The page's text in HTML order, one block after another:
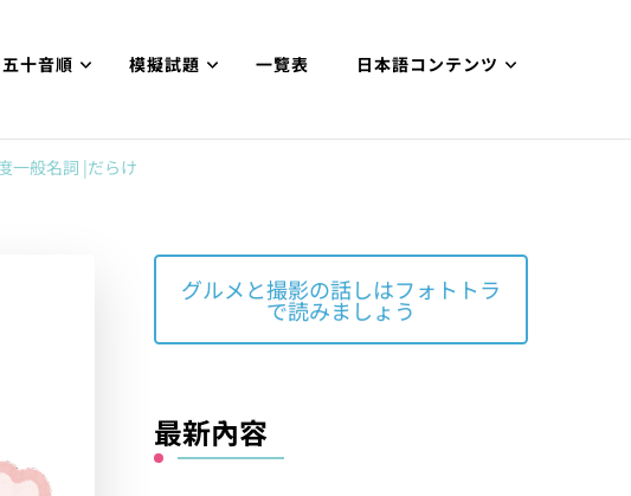
五十音順 模擬試題 一覽表 日本語コンテンツ
一般名詞 |だらけ
グルメと撮影の話しはフォトトラ
で読みましょう
最新內容